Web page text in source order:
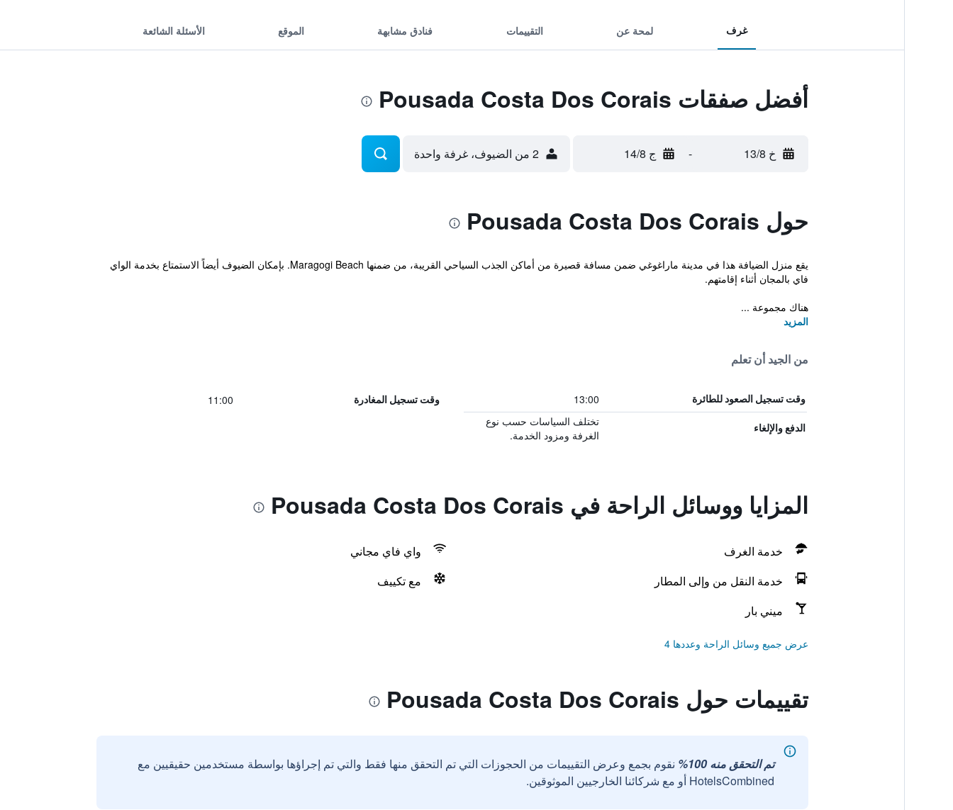
غرف لمحة عن التقييمات فنادق مشابهة الموقع الأسئلة الشائعة
أفضل صفقات Pousada Costa Dos Corais
خ 13/8 - ج 14/8 2 من الضيوف، غرفة واحدة
حول Pousada Costa Dos Corais
يقع منزل الضيافة هذا في مدينة ماراغوغي ضمن مسافة قصيرة من أماكن الجذب السياحي القريبة، من ضمنها Maragogi Beach. بإمكان الضيوف أيضاً الاستمتاع بخدمة الواي
فاي بالمجان أثناء إقامتهم.
هناك مجموعة ...
المزيد
من الجيد أن تعلم
وقت تسجيل الصعود للطائرة 13:00 وقت تسجيل المغادرة 11:00
الدفع والإلغاء
تختلف السياسات حسب نوع
الغرفة ومزود الخدمة.
المزايا ووسائل الراحة في Pousada Costa Dos Corais
خدمة الغرف
واي فاي مجاني
خدمة النقل من وإلى المطار
مع تكييف
ميني بار
عرض جميع وسائل الراحة وعددها 4
تقييمات حول Pousada Costa Dos Corais
تم التحقق منه 100%
نقوم بجمع وعرض التقييمات من الحجوزات التي تم التحقق منها فقط والتي تم إجراؤها بواسطة مستخدمين حقيقيين مع
HotelsCombined أو مع شركائنا الخارجيين الموثوقين.